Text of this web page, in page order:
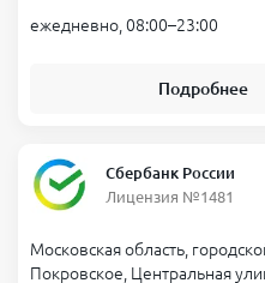
ежедневно, 08:00–23:00
Подробнее
Сбербанк России
Лицензия №1481
Московская область,
Покровское, Центральная